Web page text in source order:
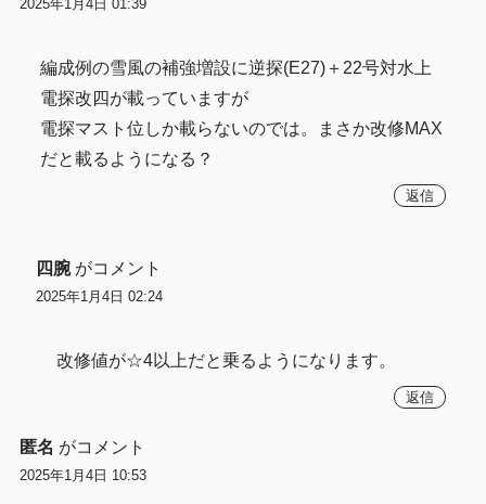
2025年1月4日 01:39
編成例の雪風の補強増設に逆探(E27)＋22号対水上
電探改四が載っていますが
電探マスト位しか載らないのでは。まさか改修MAX
だと載るようになる？
返信
四腕 がコメント
2025年1月4日 02:24
改修値が☆4以上だと乗るようになります。
返信
匿名 がコメント
2025年1月4日 10:53